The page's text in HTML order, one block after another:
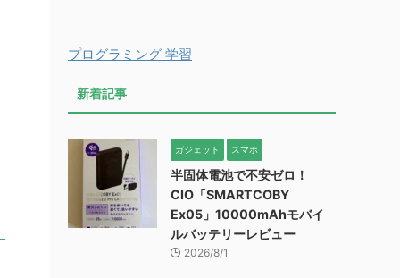
プログラミング 学習
新着記事
ガジェット スマホ
半固体電池で不安ゼロ！
CIO「SMARTCOBY
Ex05」10000mAhモバイ
ルバッテリーレビュー
2026/8/1